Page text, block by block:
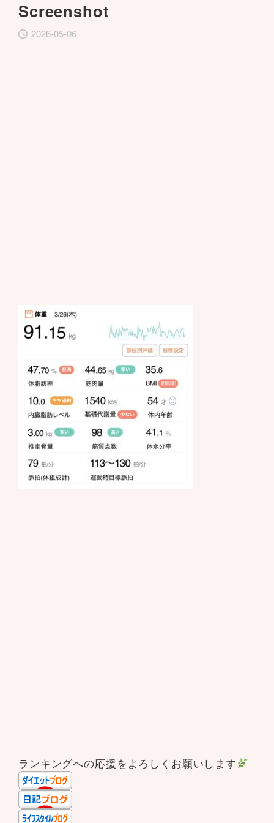
Screenshot
2026-05-06
ランキングへの応援をよろしくお願いします